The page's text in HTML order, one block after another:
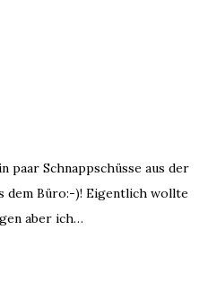
paar Schnappschüsse aus der
dem Büro:-)! Eigentlich wollte
aber ich…